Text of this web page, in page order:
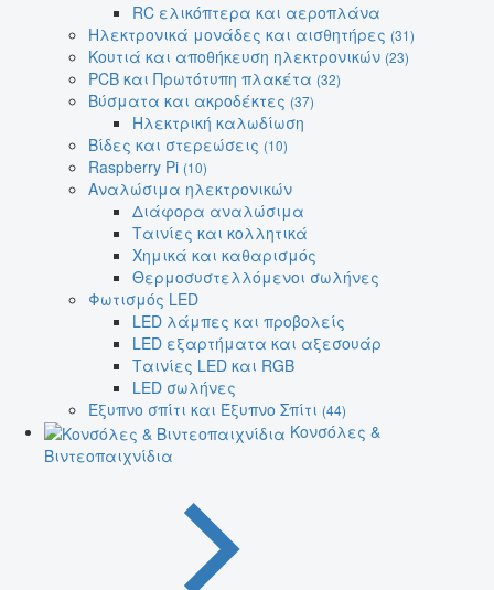
RC ελικόπτερα και αεροπλάνα
Ηλεκτρονικά μονάδες και αισθητήρες (31)
Κουτιά και αποθήκευση ηλεκτρονικών (23)
PCB και Πρωτότυπη πλακέτα (32)
Βύσματα και ακροδέκτες (37)
Ηλεκτρική καλωδίωση
Βίδες και στερεώσεις (10)
Raspberry Pi (10)
Αναλώσιμα ηλεκτρονικών
Διάφορα αναλώσιμα
Ταινίες και κολλητικά
Χημικά και καθαρισμός
Θερμοσυστελλόμενοι σωλήνες
Φωτισμός LED
LED λάμπες και προβολείς
LED εξαρτήματα και αξεσουάρ
Ταινίες LED και RGB
LED σωλήνες
Έξυπνο σπίτι και Έξυπνο Σπίτι (44)
Κονσόλες &
Βιντεοπαιχνίδια